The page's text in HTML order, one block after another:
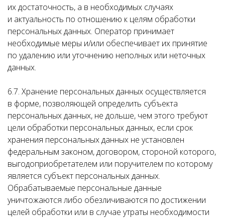
их достаточность, а в необходимых случаях
и актуальность по отношению к целям обработки
персональных данных. Оператор принимает
необходимые меры и/или обеспечивает их принятие
по удалению или уточнению неполных или неточных
данных.
6.7. Хранение персональных данных осуществляется
в форме, позволяющей определить субъекта
персональных данных, не дольше, чем этого требуют
цели обработки персональных данных, если срок
хранения персональных данных не установлен
федеральным законом, договором, стороной которого,
выгодоприобретателем или поручителем по которому
является субъект персональных данных.
Обрабатываемые персональные данные
уничтожаются либо обезличиваются по достижении
целей обработки или в случае утраты необходимости